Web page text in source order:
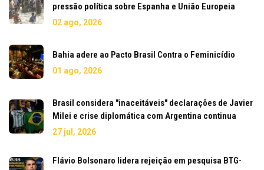
pressão política sobre Espanha e União Europeia
02 ago, 2026
Bahia adere ao Pacto Brasil Contra o Feminicídio
01 ago, 2026
Brasil considera "inaceitáveis" declarações de Javier
Milei e crise diplomática com Argentina continua
27 jul, 2026
Flávio Bolsonaro lidera rejeição em pesquisa BTG-